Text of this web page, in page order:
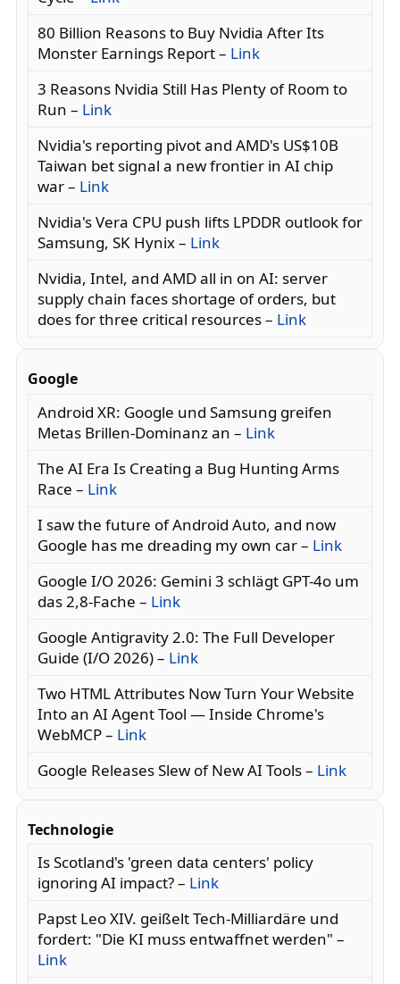
80 Billion Reasons to Buy Nvidia After Its
Monster Earnings Report – Link
3 Reasons Nvidia Still Has Plenty of Room to
Run – Link
Nvidia's reporting pivot and AMD's US$10B
Taiwan bet signal a new frontier in AI chip
war – Link
Nvidia's Vera CPU push lifts LPDDR outlook for
Samsung, SK Hynix – Link
Nvidia, Intel, and AMD all in on AI: server
supply chain faces shortage of orders, but
does for three critical resources – Link
Google
Android XR: Google und Samsung greifen
Metas Brillen-Dominanz an – Link
The AI Era Is Creating a Bug Hunting Arms
Race – Link
I saw the future of Android Auto, and now
Google has me dreading my own car – Link
Google I/O 2026: Gemini 3 schlägt GPT-4o um
das 2,8-Fache – Link
Google Antigravity 2.0: The Full Developer
Guide (I/O 2026) – Link
Two HTML Attributes Now Turn Your Website
Into an AI Agent Tool — Inside Chrome's
WebMCP – Link
Google Releases Slew of New AI Tools – Link
Technologie
Is Scotland's 'green data centers' policy
ignoring AI impact? – Link
Papst Leo XIV. geißelt Tech-Milliardäre und
fordert: "Die KI muss entwaffnet werden" –
Link